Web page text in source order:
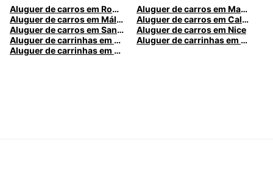
Aluguer de carros em Roma
Aluguer de carros em Madrid
Aluguer de carros em Málaga
Aluguer de carros em Caldas da Rainha
Aluguer de carros em Santa Maria da Feira
Aluguer de carros em Nice
Aluguer de carrinhas em Nice
Aluguer de carrinhas em Santa Maria da Feira
Aluguer de carrinhas em Caldas da Rainha